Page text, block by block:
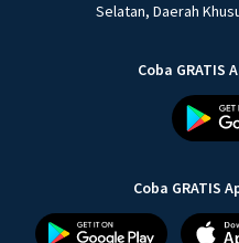
Selatan, Daerah
Coba GRATIS
Coba GRATIS